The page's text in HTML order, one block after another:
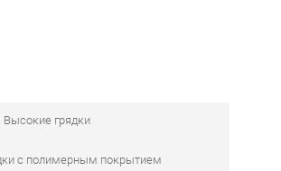
Высокие грядки
с полимерным покрытием